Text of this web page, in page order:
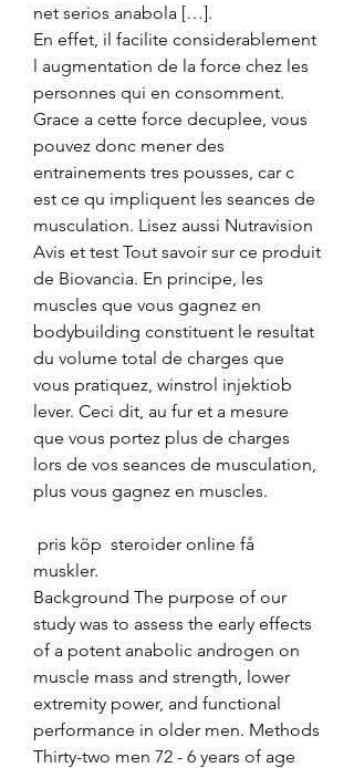
net serios anabola […].
En effet, il facilite considerablement
l augmentation de la force chez les
personnes qui en consomment.
Grace a cette force decuplee, vous
pouvez donc mener des
entrainements tres pousses, car c
est ce qu impliquent les seances de
musculation. Lisez aussi Nutravision
Avis et test Tout savoir sur ce produit
de Biovancia. En principe, les
muscles que vous gagnez en
bodybuilding constituent le resultat
du volume total de charges que
vous pratiquez, winstrol injektiob
lever. Ceci dit, au fur et a mesure
que vous portez plus de charges
lors de vos seances de musculation,
plus vous gagnez en muscles.
muskler.
Background The purpose of our
study was to assess the early effects
of a potent anabolic androgen on
muscle mass and strength, lower
extremity power, and functional
performance in older men. Methods
Thirty-two men 72 - 6 years of age